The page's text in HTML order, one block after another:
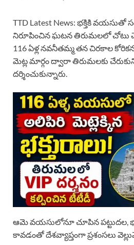
TTD Latest News: భక్తికి
నిరూపించిన ఘటన తిరుమలలో చోటు
116 ఏళ్ల నవనీతమ్మ తన చిరకాల
మెట్ల మార్గం ద్వారా తిరుమలకు
దర్శించుకున్నారు.
ఆమె వయసులోనూ చూపిన
కావడంతో దేశవ్యాప్తంగా ప్రశంసలు